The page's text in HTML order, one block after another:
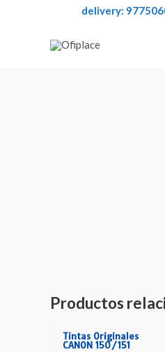
delivery:
Productos
Tintas Originales
CANON 150/151